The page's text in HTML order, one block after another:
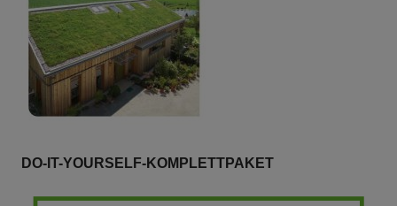
DO-IT-YOURSELF-KOMPLETTPAKET